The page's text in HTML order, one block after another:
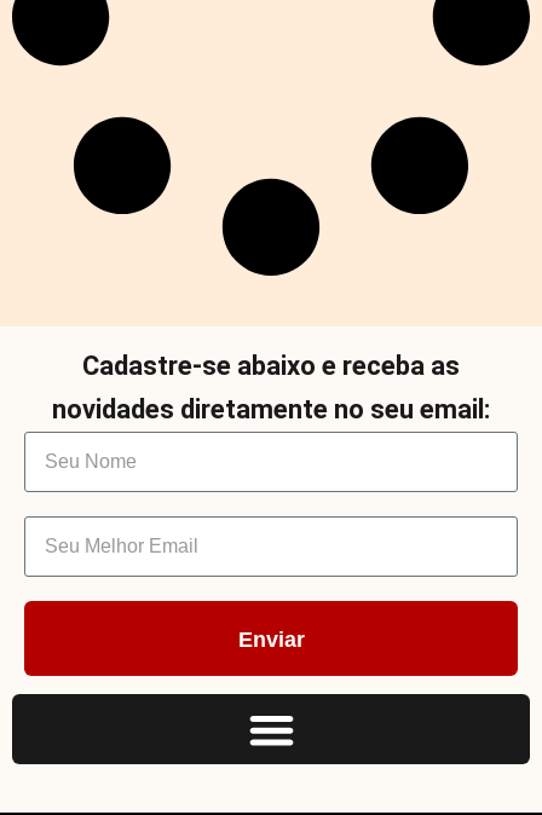
Cadastre-se abaixo e receba as
novidades diretamente no seu email:
Enviar